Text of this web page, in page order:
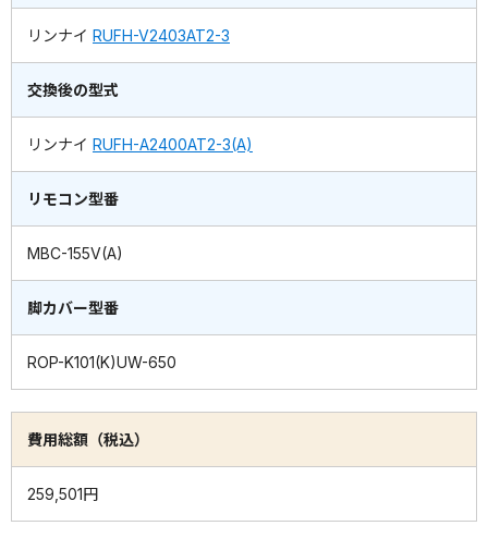
リンナイ RUFH-V2403AT2-3
交換後の型式
リンナイ RUFH-A2400AT2-3(A)
リモコン型番
MBC-155V(A)
脚カバー型番
ROP-K101(K)UW-650
費用総額（税込）
259,501円